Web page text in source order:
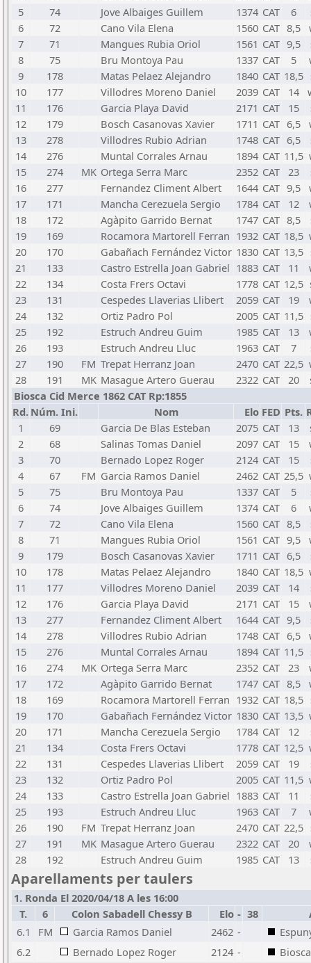
5
74 Jove Albaiges Guillem 1374 CAT 6
6
72 Cano Vila Elena 1560 CAT 8,5
7
71 Mangues Rubia Oriol 1561 CAT 9,5
8
75 Bru Montoya Pau 1337 CAT 5
9
178 Matas Pelaez Alejandro 1840 CAT 18,5
10
177 Villodres Moreno Daniel 2039 CAT 14
11
176 Garcia Playa David 2171 CAT 15
12
179 Bosch Casanovas Xavier 1711 CAT 6,5
13
278 Villodres Rubio Adrian 1748 CAT 6,5
14
276 Muntal Corrales Arnau 1894 CAT 11,5
15
274 MK Ortega Serra Marc 2352 CAT 23
16
277 Fernandez Climent Albert 1644 CAT 9,5
17
171 Mancha Cerezuela Sergio 1784 CAT 12
18
172 Agàpito Garrido Bernat 1747 CAT 8,5
19
169 Rocamora Martorell Ferran 1932 CAT 18,5
20
170 Gabañach Fernández Victor 1830 CAT 13,5
21
133 Castro Estrella Joan Gabriel 1883 CAT 11
22
134 Costa Frers Octavi 1778 CAT 12,5
23
131 Cespedes Llaverias Llibert 2059 CAT 19
24
132 Ortiz Padro Pol 2005 CAT 11,5
25
192 Estruch Andreu Guim 1985 CAT 13
26
193 Estruch Andreu Lluc 1963 CAT 7
27
190 FM Trepat Herranz Joan 2470 CAT 22,5
28
191 MK Masague Artero Guerau 2322 CAT 20
Biosca Cid Merce 1862 CAT Rp:1855
Rd. Núm. Ini. Nom Elo FED Pts.
1
69 Garcia De Blas Esteban 2075 CAT 13
2
68 Salinas Tomas Daniel 2097 CAT 15
3
70 Bernado Lopez Roger 2124 CAT 15
4
67 FM Garcia Ramos Daniel 2462 CAT 25,5
5
75 Bru Montoya Pau 1337 CAT 5
6
74 Jove Albaiges Guillem 1374 CAT 6
7
72 Cano Vila Elena 1560 CAT 8,5
8
71 Mangues Rubia Oriol 1561 CAT 9,5
9
179 Bosch Casanovas Xavier 1711 CAT 6,5
10
178 Matas Pelaez Alejandro 1840 CAT 18,5
11
177 Villodres Moreno Daniel 2039 CAT 14
12
176 Garcia Playa David 2171 CAT 15
13
277 Fernandez Climent Albert 1644 CAT 9,5
14
278 Villodres Rubio Adrian 1748 CAT 6,5
15
276 Muntal Corrales Arnau 1894 CAT 11,5
16
274 MK Ortega Serra Marc 2352 CAT 23
17
172 Agàpito Garrido Bernat 1747 CAT 8,5
18
169 Rocamora Martorell Ferran 1932 CAT 18,5
19
170 Gabañach Fernández Victor 1830 CAT 13,5
20
171 Mancha Cerezuela Sergio 1784 CAT 12
21
134 Costa Frers Octavi 1778 CAT 12,5
22
131 Cespedes Llaverias Llibert 2059 CAT 19
23
132 Ortiz Padro Pol 2005 CAT 11,5
24
133 Castro Estrella Joan Gabriel 1883 CAT 11
25
193 Estruch Andreu Lluc 1963 CAT 7
26
190 FM Trepat Herranz Joan 2470 CAT 22,5
27
191 MK Masague Artero Guerau 2322 CAT 20
28
192 Estruch Andreu Guim 1985 CAT 13
Aparellaments per taulers
1. Ronda El 2020/04/18 A les 16:00
T.
6 Colon Sabadell Chessy B Elo - 38
6.1
FM Garcia Ramos Daniel 2462 -
6.2
Bernado Lopez Roger 2124 -